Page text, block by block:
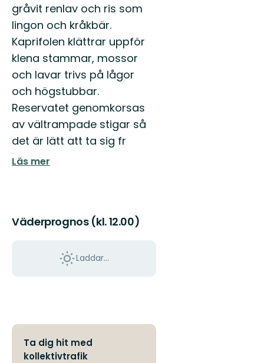
gråvit renlav och ris som
lingon och kråkbär.
Kaprifolen klättrar uppför
klena stammar, mossor
och lavar trivs på lågor
och högstubbar.
Reservatet genomkorsas
av vältrampade stigar så
det är lätt att ta sig fr
Läs mer
Väderprognos (kl. 12.00)
Laddar...
Ta dig hit med
kollektivtrafik